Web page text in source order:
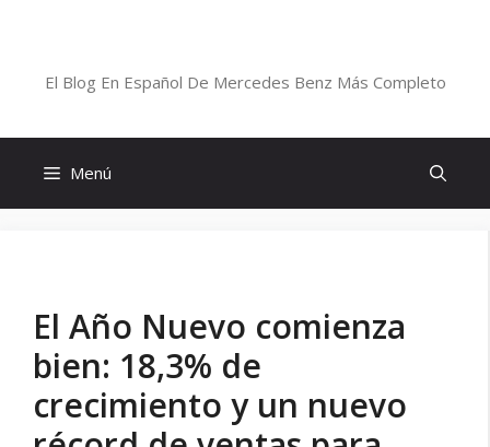
El Blog En Español De Mercedes Benz Más Completo
Menú
El Año Nuevo comienza
bien: 18,3% de
crecimiento y un nuevo